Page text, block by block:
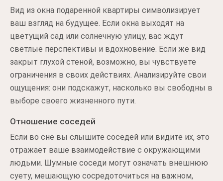
Вид из окна подаренной квартиры символизирует
ваш взгляд на будущее. Если окна выходят на
цветущий сад или солнечную улицу, вас ждут
светлые перспективы и вдохновение. Если же вид
закрыт глухой стеной, возможно, вы чувствуете
ограничения в своих действиях. Анализируйте свои
ощущения: они подскажут, насколько вы свободны в
выборе своего жизненного пути.
Отношение соседей
Если во сне вы слышите соседей или видите их, это
отражает ваше взаимодействие с окружающими
людьми. Шумные соседи могут означать внешнюю
суету, мешающую сосредоточиться на важном,